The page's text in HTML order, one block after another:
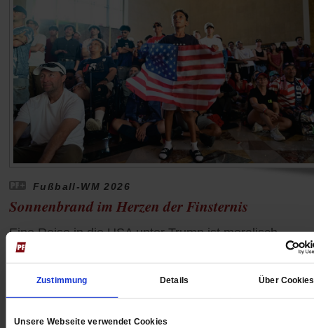
Zustimmung Details Über Cookies
Unsere Webseite verwendet Cookies
Fußball-WM 2026
Sonnenbrand im Herzen der Finsternis
Eine Reise in die USA unter Trump ist moralisch
fragwürdig. Umso mehr, wenn auch noch die Fußball-
der korrupten FIFA der Grund ist. Unsere Autorin ist
ihrer Familie trotzdem hingeflogen.